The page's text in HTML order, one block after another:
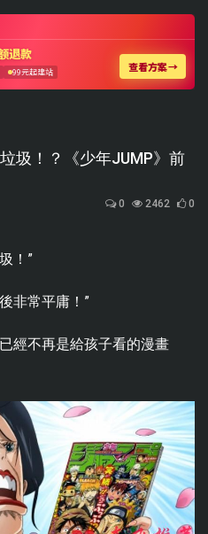
圾！？《少年JUMP》前
0 2462 0
！”
非常平庸！”
經不再是給孩子看的漫畫